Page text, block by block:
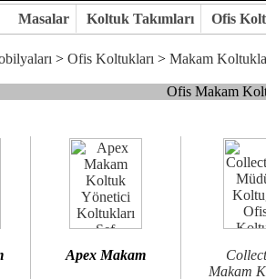
kaliteye önem veriyorsanız,makam koltuk
goldsit ve modern makam koltukları
birlikte karar verelim.
Büro Mobilya
Masalar Koltuk Takımları Ofis
> Ofis Koltukları > Makam
Ofis Makam
Apex Makam
Makam